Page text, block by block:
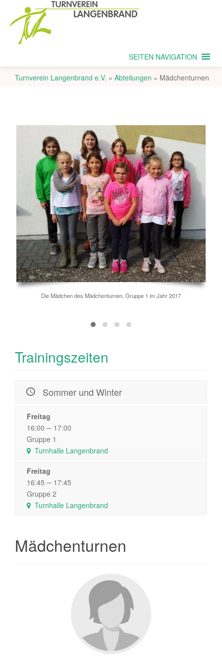
SEITEN NAVIGATION
Turnverein Langenbrand e.V. » Abteilungen » Mädchenturnen
Die Mädchen des Mädchenturnen, Gruppe 1 im Jahr 2017
Trainingszeiten
Sommer und Winter
Freitag
16:00 ─ 17:00
Gruppe 1
Turnhalle Langenbrand
Freitag
16:45 ─ 17:45
Gruppe 2
Turnhalle Langenbrand
Mädchenturnen